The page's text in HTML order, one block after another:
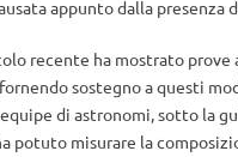
appunto dalla presenza
recente ha mostrato
sostegno a questi
di astronomi, sotto la
potuto misurare la